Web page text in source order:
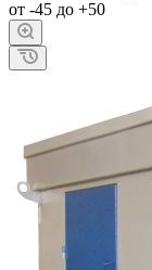
от -45 до +50